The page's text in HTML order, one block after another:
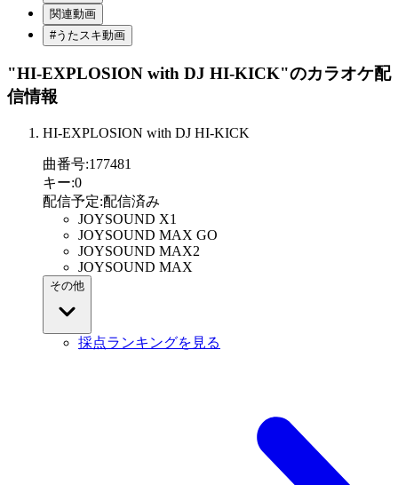
関連動画
#うたスキ動画
"HI-EXPLOSION with DJ HI-KICK"のカラオケ配
信情報
HI-EXPLOSION with DJ HI-KICK
曲番号:177481
キー:0
配信予定:配信済み
JOYSOUND X1
JOYSOUND MAX GO
JOYSOUND MAX2
JOYSOUND MAX
その他
採点ランキングを見る